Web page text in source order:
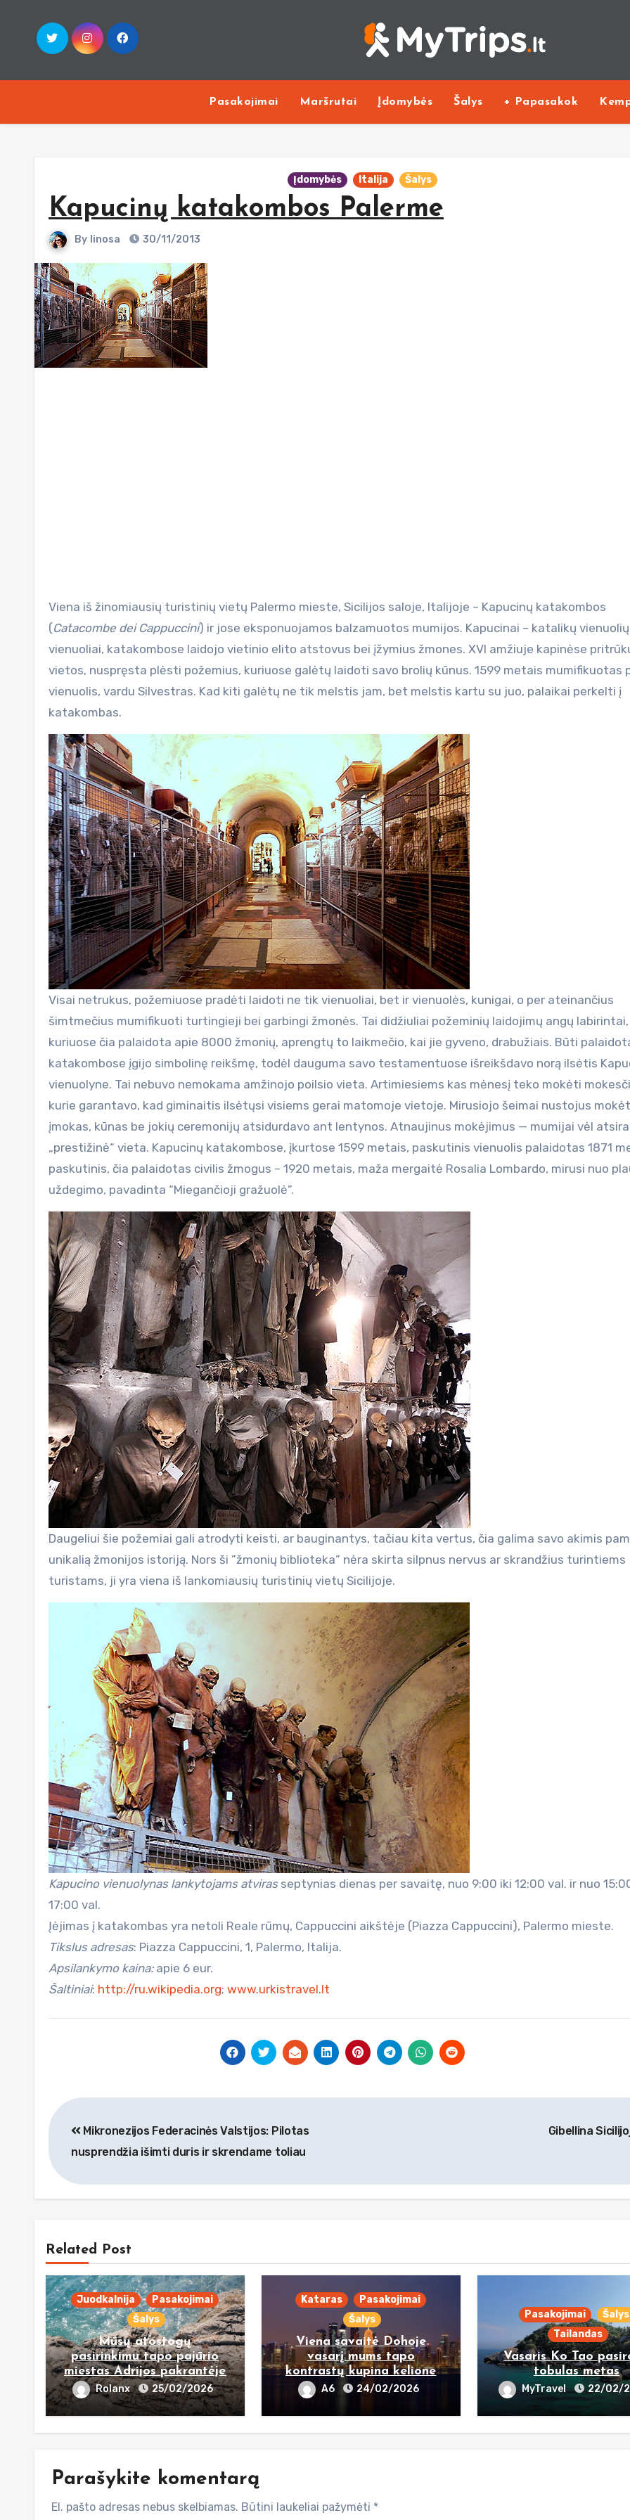
content
Pasakojimai Maršrutai Įdomybės Šalys + Papasakok
Įdomybės Italija Šalys
Kapucinų katakombos Palerme
By linosa 30/11/2013
Viena iš žinomiausių turistinių vietų Palermo mieste, Sicilijos saloje, Italijoje – Kapucinų katakombos
(Catacombe dei Cappuccini) ir jose eksponuojamos balzamuotos mumijos. Kapucinai – katalikų
vienuoliai, katakombose laidojo vietinio elito atstovus bei įžymius žmones. XVI amžiuje kapinėse
vietos, nuspręsta plėsti požemius, kuriuose galėtų laidoti savo brolių kūnus. 1599 metais mumifikuotas
vienuolis, vardu Silvestras. Kad kiti galėtų ne tik melstis jam, bet melstis kartu su juo, palaikai perkelti į
katakombas.
Visai netrukus, požemiuose pradėti laidoti ne tik vienuoliai, bet ir vienuolės, kunigai, o per ateinančius
šimtmečius mumifikuoti turtingieji bei garbingi žmonės. Tai didžiuliai požeminių laidojimų angų labirintai,
kuriuose čia palaidota apie 8000 žmonių, aprengtų to laikmečio, kai jie gyveno, drabužiais. Būti
katakombose įgijo simbolinę reikšmę, todėl dauguma savo testamentuose išreikšdavo norą ilsėtis
vienuolyne. Tai nebuvo nemokama amžinojo poilsio vieta. Artimiesiems kas mėnesį teko mokėti
kurie garantavo, kad giminaitis ilsėtųsi visiems gerai matomoje vietoje. Mirusiojo šeimai nustojus
įmokas, kūnas be jokių ceremonijų atsidurdavo ant lentynos. Atnaujinus mokėjimus — mumijai vėl
„prestižinė“ vieta. Kapucinų katakombose, įkurtose 1599 metais, paskutinis vienuolis palaidotas 1871
paskutinis, čia palaidotas civilis žmogus – 1920 metais, maža mergaitė Rosalia Lombardo, mirusi nuo
uždegimo, pavadinta “Miegančioji gražuolė”.
Daugeliui šie požemiai gali atrodyti keisti, ar bauginantys, tačiau kita vertus, čia galima savo akimis
unikalią žmonijos istoriją. Nors ši ”žmonių biblioteka” nėra skirta silpnus nervus ar skrandžius turintiems
turistams, ji yra viena iš lankomiausių turistinių vietų Sicilijoje.
Kapucino vienuolynas lankytojams atvirasseptynias dienas per savaitę, nuo 9:00 iki 12:00 val. ir nuo
17:00 val.
Įėjimas į katakombas yra netoli Reale rūmų, Cappuccini aikštėje (Piazza Cappuccini), Palermo mieste.
Tikslus adresas: Piazza Cappuccini, 1, Palermo, Italija.
Apsilankymo kaina:apie 6 eur.
Šaltiniai: http://ru.wikipedia.org; www.urkistravel.lt
Navigacija
tarp
įrašų
Mikronezijos Federacinės Valstijos: Pilo­tas
nuspren­džia išimti duris ir skrendame toliau
Gibellina
Related Post
Juodkalnija
Pasakojimai
Šalys
Mūsų atostogų
pasirinkimu tapo pajūrio
miestas Adrijos pakrantėje
Rolanx 25/02/2026
Kataras
Pasakojimai
Šalys
Viena savaitė Dohoje
vasarį mums tapo
kontrastų kupina kelione
A6 24/02/2026
Pasakojimai
Šalys
Tailandas
Vasaris Ko Tao
tobulas metas
MyTravel 22/02/
Parašykite komentarą
El. pašto adresas nebus skelbiamas. Būtini laukeliai pažymėti *